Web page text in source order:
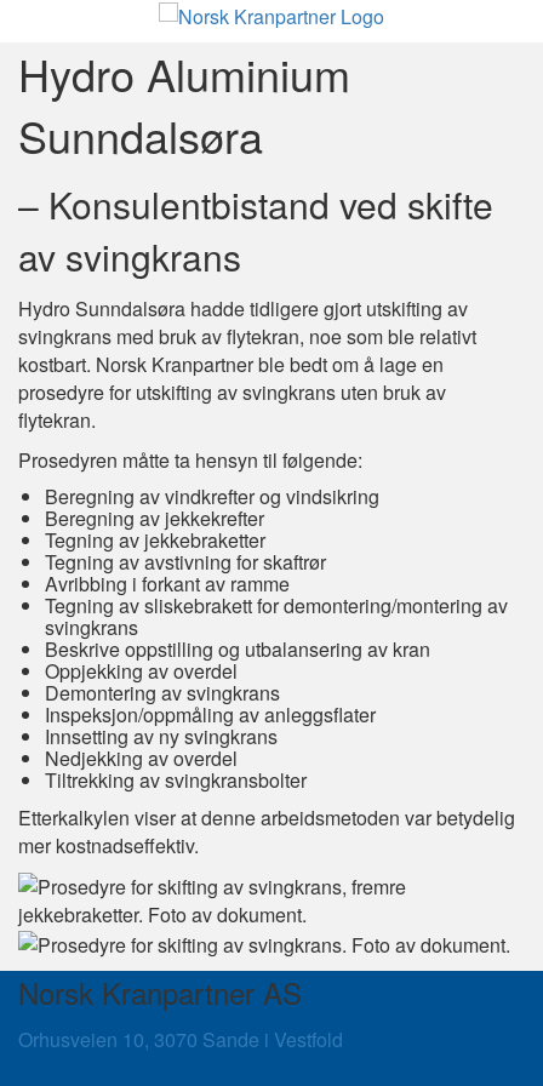
Hydro Aluminium
Sunndalsøra
– Konsulentbistand ved skifte
av svingkrans
Hydro Sunndalsøra hadde tidligere gjort utskifting av
svingkrans med bruk av flytekran, noe som ble relativt
kostbart. Norsk Kranpartner ble bedt om å lage en
prosedyre for utskifting av svingkrans uten bruk av
flytekran.
Prosedyren måtte ta hensyn til følgende:
Beregning av vindkrefter og vindsikring
Beregning av jekkekrefter
Tegning av jekkebraketter
Tegning av avstivning for skaftrør
Avribbing i forkant av ramme
Tegning av sliskebrakett for demontering/montering av
svingkrans
Beskrive oppstilling og utbalansering av kran
Oppjekking av overdel
Demontering av svingkrans
Inspeksjon/oppmåling av anleggsflater
Innsetting av ny svingkrans
Nedjekking av overdel
Tiltrekking av svingkransbolter
Etterkalkylen viser at denne arbeidsmetoden var betydelig
mer kostnadseffektiv.
Norsk Kranpartner AS
Orhusveien 10, 3070 Sande i Vestfold